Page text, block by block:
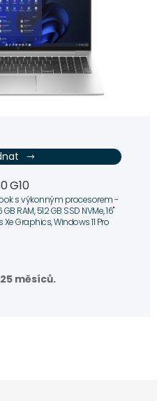
G10
s výkonným procesorem -
RAM, 512 GB SSD NVMe, 16"
Xe Graphics, Windows 11 Pro
měsíců.